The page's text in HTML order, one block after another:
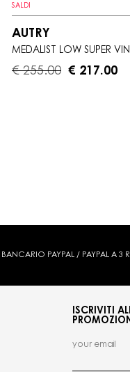
SALDI
AUTRY
MEDALIST LOW SUPER
€ 255.00 € 217.00
PAYPAL / PAYPAL A 3
ISCRIVITI